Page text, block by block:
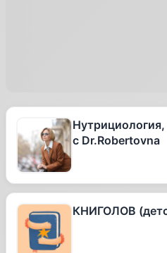
с Dr.Robertovna
КНИГОЛОВ